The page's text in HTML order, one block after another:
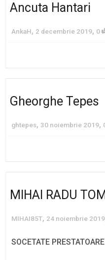
Ancuta Hantari
AnkaH, 2 decembrie 2019, 0
Gheorghe Tepes
ghtepes, 30 noiembrie 2019,
MIHAI RADU
MIHAI85T, 24 noiembrie 2019
SOCETATE